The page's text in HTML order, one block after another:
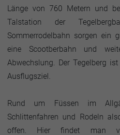
Länge von 760 Metern und
Talstation der
Sommerrodelbahn sorgen ein
eine Scootberbahn und
Abwechslung. Der Tegelberg
Ausflugsziel.
Rund um Füssen im
Schlittenfahren und Rodeln
offen. Hier findet man